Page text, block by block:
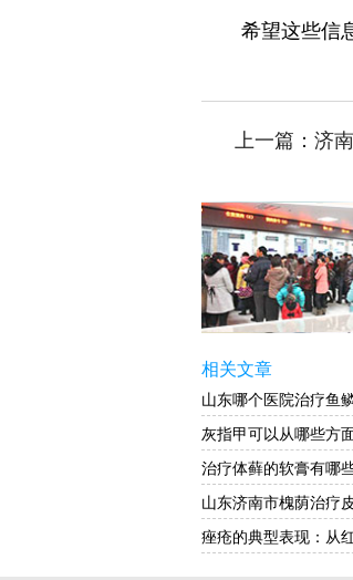
希望这些信
上一篇： 济
相关文章
山东哪个医院治疗鱼
灰指甲可以从哪些方
治疗体藓的软膏有哪
山东济南市槐荫治疗
痤疮的典型表现：从